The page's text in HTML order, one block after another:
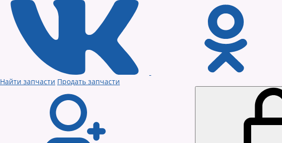
Найти запчасти Продать запчасти